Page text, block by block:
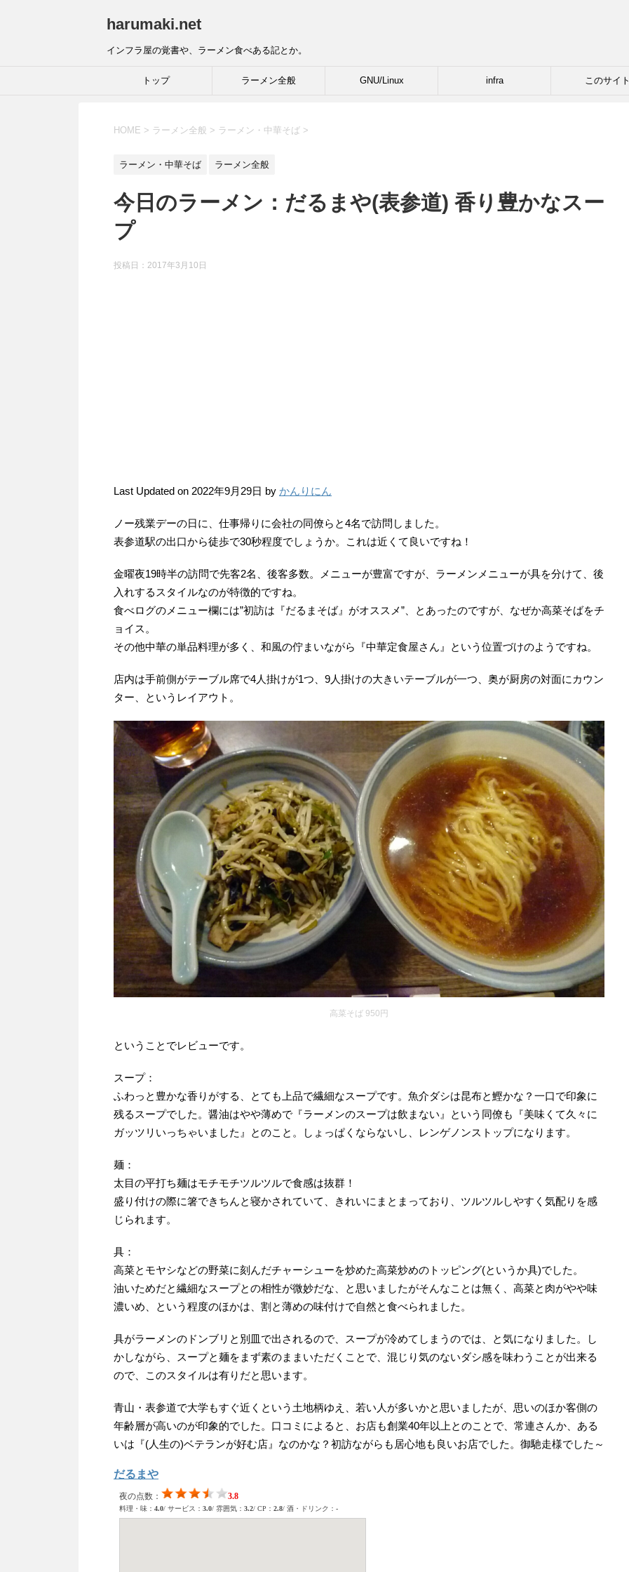
harumaki.net
インフラ屋の覚書や、ラーメン食べある記とか。
トップ ラーメン全般 GNU/Linux infra このサイト
HOME > ラーメン全般 > ラーメン・中華そば >
ラーメン・中華そば ラーメン全般
今日のラーメン：だるまや(表参道) 香り豊かなスー
プ
投稿日：2017年3月10日
Last Updated on 2022年9月29日 by かんりにん
ノー残業デーの日に、仕事帰りに会社の同僚らと4名で訪問しました。
表参道駅の出口から徒歩で30秒程度でしょうか。これは近くて良いですね！
金曜夜19時半の訪問で先客2名、後客多数。メニューが豊富ですが、ラーメンメニューが具を分けて、後
入れするスタイルなのが特徴的ですね。
食べログのメニュー欄には”初訪は『だるまそば』がオススメ”、とあったのですが、なぜか高菜そばをチ
ョイス。
その他中華の単品料理が多く、和風の佇まいながら『中華定食屋さん』という位置づけのようですね。
店内は手前側がテーブル席で4人掛けが1つ、9人掛けの大きいテーブルが一つ、奥が厨房の対面にカウン
ター、というレイアウト。
高菜そば 950円
ということでレビューです。
スープ：
ふわっと豊かな香りがする、とても上品で繊細なスープです。魚介ダシは昆布と鰹かな？一口で印象に
残るスープでした。醤油はやや薄めで『ラーメンのスープは飲まない』という同僚も『美味くて久々に
ガッツリいっちゃいました』とのこと。しょっぱくならないし、レンゲノンストップになります。
麺：
太目の平打ち麺はモチモチツルツルで食感は抜群！
盛り付けの際に箸できちんと寝かされていて、きれいにまとまっており、ツルツルしやすく気配りを感
じられます。
具：
高菜とモヤシなどの野菜に刻んだチャーシューを炒めた高菜炒めのトッピング(というか具)でした。
油いためだと繊細なスープとの相性が微妙だな、と思いましたがそんなことは無く、高菜と肉がやや味
濃いめ、という程度のほかは、割と薄めの味付けで自然と食べられました。
具がラーメンのドンブリと別皿で出されるので、スープが冷めてしまうのでは、と気になりました。し
かしながら、スープと麺をまず素のままいただくことで、混じり気のないダシ感を味わうことが出来る
ので、このスタイルは有りだと思います。
青山・表参道で大学もすぐ近くという土地柄ゆえ、若い人が多いかと思いましたが、思いのほか客側の
年齢層が高いのが印象的でした。口コミによると、お店も創業40年以上とのことで、常連さんか、ある
いは『(人生の)ベテランが好む店』なのかな？初訪ながらも居心地も良いお店でした。御馳走様でした～
だるまや